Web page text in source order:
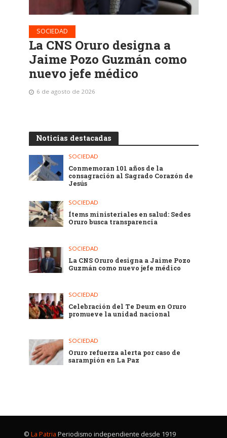
SOCIEDAD
La CNS Oruro designa a
Jaime Pozo Guzmán como
nuevo jefe médico
6 de agosto de 2026
Noticias destacadas
SOCIEDAD
Conmemoran 101 años de la
consagración al Sagrado Corazón de
Jesús
SOCIEDAD
Ítems ministeriales en salud: Sedes
Oruro busca transparencia
SOCIEDAD
La CNS Oruro designa a Jaime Pozo
Guzmán como nuevo jefe médico
SOCIEDAD
Celebración del Te Deum en Oruro
promueve la unidad nacional
SOCIEDAD
Oruro refuerza alerta por caso de
sarampión en La Paz
© La Patria Periodismo independiente desde 1919